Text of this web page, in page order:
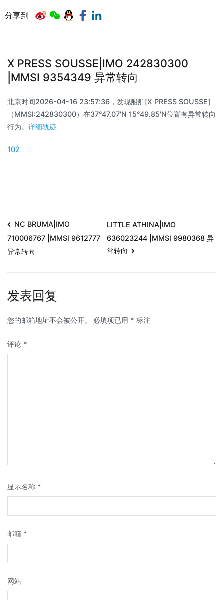
分享到
X PRESS SOUSSE|IMO 242830300
|MMSI 9354349 异常转向
北京时间2026-04-16 23:57:36，发现船舶[X PRESS SOUSSE]
（MMSI:242830300）在37°47.07'N 15°49.85'N位置有异常转向
行为。 详细轨迹
102
NC BRUMA|IMO
710006767 |MMSI 9612777
异常转向
LITTLE ATHINA|IMO
636023244 |MMSI 9980368 异
常转向
发表回复
您的邮箱地址不会被公开。 必填项已用 * 标注
评论 *
显示名称 *
邮箱 *
网站